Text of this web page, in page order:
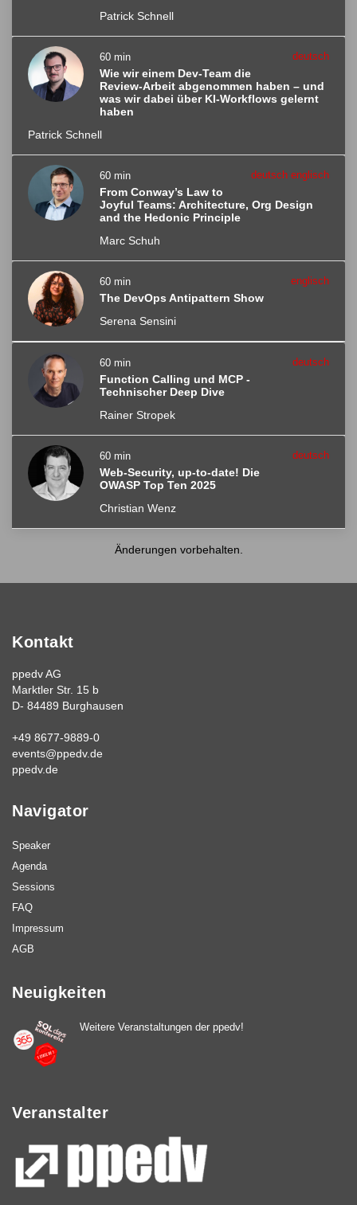
Patrick Schnell
60 min deutsch
Wie wir einem Dev-Team die
Review-Arbeit abgenommen haben – und
was wir dabei über KI-Workflows gelernt
haben
Patrick Schnell
60 min deutsch englisch
From Conway’s Law to
Joyful Teams: Architecture, Org Design
and the Hedonic Principle
Marc Schuh
60 min englisch
The DevOps Antipattern Show
Serena Sensini
60 min deutsch
Function Calling und MCP -
Technischer Deep Dive
Rainer Stropek
60 min deutsch
Web-Security, up-to-date! Die
OWASP Top Ten 2025
Christian Wenz
Änderungen vorbehalten.
Kontakt
ppedv AG
Marktler Str. 15 b
D- 84489 Burghausen
+49 8677-9889-0
events@ppedv.de
ppedv.de
Navigator
Speaker
Agenda
Sessions
FAQ
Impressum
AGB
Neuigkeiten
Weitere Veranstaltungen der ppedv!
Veranstalter